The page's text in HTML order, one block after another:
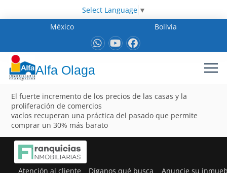
Select Language ▼
México
Bolivia
Alfa Olaga
El fuerte incremento de los precios de las casas y la
proliferación de comercios
vacíos recuperan una práctica del pasado que permite
comprar un 30% más barato
Atención al cliente Díganos qué busca Anuncie su